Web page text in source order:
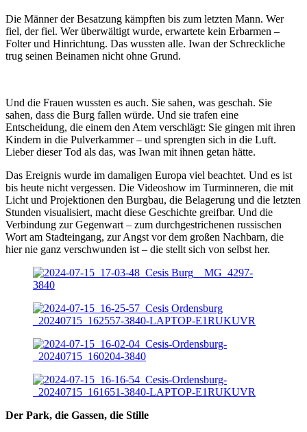
Die Männer der Besatzung kämpften bis zum letzten Mann. Wer
fiel, der fiel. Wer überwältigt wurde, erwartete kein Erbarmen –
Folter und Hinrichtung. Das wussten alle. Iwan der Schreckliche
trug seinen Beinamen nicht ohne Grund.
Und die Frauen wussten es auch. Sie sahen, was geschah. Sie
sahen, dass die Burg fallen würde. Und sie trafen eine
Entscheidung, die einem den Atem verschlägt: Sie gingen mit ihren
Kindern in die Pulverkammer – und sprengten sich in die Luft.
Lieber dieser Tod als das, was Iwan mit ihnen getan hätte.
Das Ereignis wurde im damaligen Europa viel beachtet. Und es ist
bis heute nicht vergessen. Die Videoshow im Turminneren, die mit
Licht und Projektionen den Burgbau, die Belagerung und die letzten
Stunden visualisiert, macht diese Geschichte greifbar. Und die
Verbindung zur Gegenwart – zum durchgestrichenen russischen
Wort am Stadteingang, zur Angst vor dem großen Nachbarn, die
hier nie ganz verschwunden ist – die stellt sich von selbst her.
Der Park, die Gassen, die Stille